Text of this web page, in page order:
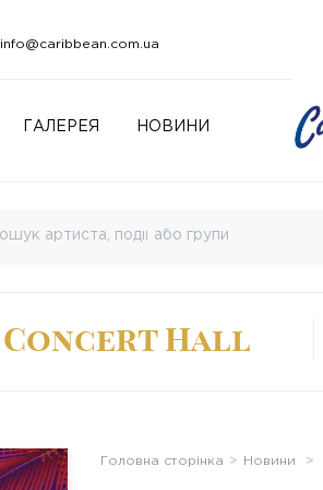
info@caribbean.com.ua
ГАЛЕРЕЯ НОВИНИ
Concert Hall
Головна сторінка Новини